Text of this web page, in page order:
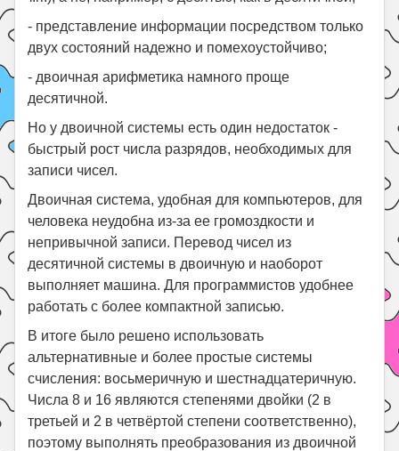
- представление информации посредством только
двух состояний надежно и помехоустойчиво;
- двоичная арифметика намного проще
десятичной.
Но у двоичной системы есть один недостаток -
быстрый рост числа разрядов, необходимых для
записи чисел.
Двоичная система, удобная для компьютеров, для
человека неудобна из-за ее громоздкости и
непривычной записи. Перевод чисел из
десятичной системы в двоичную и наоборот
выполняет машина. Для программистов удобнее
работать с более компактной записью.
В итоге было решено использовать
альтернативные и более простые системы
счисления: восьмеричную и шестнадцатеричную.
Числа 8 и 16 являются степенями двойки (2 в
третьей и 2 в четвёртой степени соответственно),
поэтому выполнять преобразования из двоичной